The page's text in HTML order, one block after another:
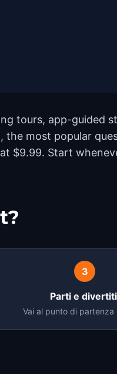
tours, app-guided
most popular
$9.99. Start
3
Parti e
Vai al punto di partenza